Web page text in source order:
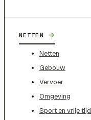
NETTEN →
Netten
Gebouw
Vervoer
Omgeving
Sport en vrije tijd